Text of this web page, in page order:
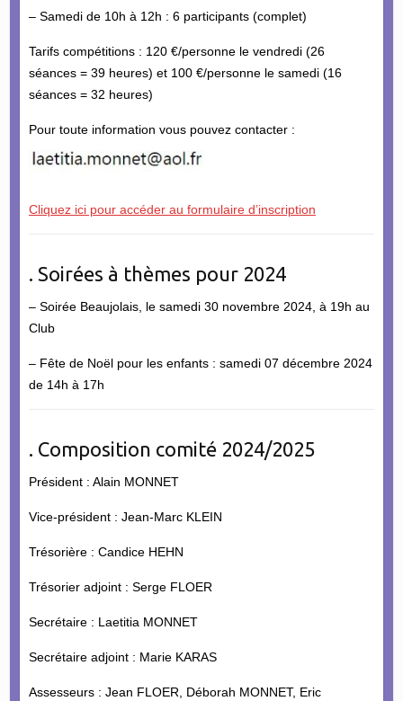
– Samedi de 10h à 12h : 6 participants (complet)
Tarifs compétitions : 120 €/personne le vendredi (26
séances = 39 heures) et 100 €/personne le samedi (16
séances = 32 heures)
Pour toute information vous pouvez contacter :
Cliquez ici pour accéder au formulaire d’inscription
. Soirées à thèmes pour 2024
– Soirée Beaujolais, le samedi 30 novembre 2024, à 19h au
Club
– Fête de Noël pour les enfants : samedi 07 décembre 2024
de 14h à 17h
. Composition comité 2024/2025
Président : Alain MONNET
Vice-président : Jean-Marc KLEIN
Trésorière : Candice HEHN
Trésorier adjoint : Serge FLOER
Secrétaire : Laetitia MONNET
Secrétaire adjoint : Marie KARAS
Assesseurs : Jean FLOER, Déborah MONNET, Eric